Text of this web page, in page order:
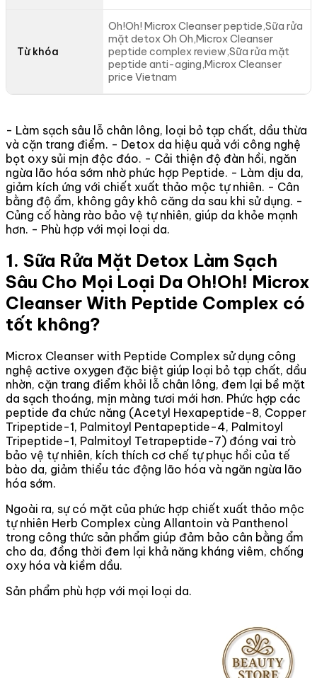
Từ khóa
Oh!Oh! Microx Cleanser peptide,Sữa rửa
mặt detox Oh Oh,Microx Cleanser
peptide complex review,Sữa rửa mặt
peptide anti-aging,Microx Cleanser
price Vietnam
- Làm sạch sâu lỗ chân lông, loại bỏ tạp chất, dầu thừa
và cặn trang điểm. - Detox da hiệu quả với công nghệ
bọt oxy sủi mịn độc đáo. - Cải thiện độ đàn hồi, ngăn
ngừa lão hóa sớm nhờ phức hợp Peptide. - Làm dịu da,
giảm kích ứng với chiết xuất thảo mộc tự nhiên. - Cân
bằng độ ẩm, không gây khô căng da sau khi sử dụng. -
Củng cố hàng rào bảo vệ tự nhiên, giúp da khỏe mạnh
hơn. - Phù hợp với mọi loại da.
1. Sữa Rửa Mặt Detox Làm Sạch
Sâu Cho Mọi Loại Da Oh!Oh! Microx
Cleanser With Peptide Complex có
tốt không?
Microx Cleanser with Peptide Complex sử dụng công
nghệ active oxygen đặc biệt giúp loại bỏ tạp chất, dầu
nhờn, cặn trang điểm khỏi lỗ chân lông, đem lại bề mặt
da sạch thoáng, mịn màng tươi mới hơn. Phức hợp các
peptide đa chức năng (Acetyl Hexapeptide-8, Copper
Tripeptide-1, Palmitoyl Pentapeptide-4, Palmitoyl
Tripeptide-1, Palmitoyl Tetrapeptide-7) đóng vai trò
bảo vệ tự nhiên, kích thích cơ chế tự phục hồi của tế
bào da, giảm thiểu tác động lão hóa và ngăn ngừa lão
hóa sớm.
Ngoài ra, sự có mặt của phức hợp chiết xuất thảo mộc
tự nhiên Herb Complex cùng Allantoin và Panthenol
trong công thức sản phẩm giúp đảm bảo cân bằng ẩm
cho da, đồng thời đem lại khả năng kháng viêm, chống
oxy hóa và kiềm dầu.
Sản phẩm phù hợp với mọi loại da.